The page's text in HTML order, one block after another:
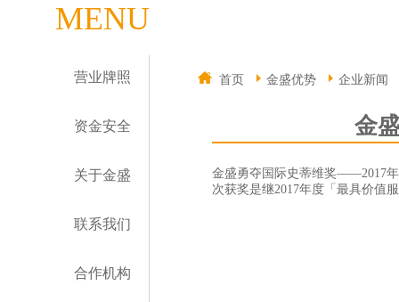
MENU
营业牌照
资金安全
关于金盛
联系我们
合作机构
首页 金盛优势 企业新闻
金
金盛勇夺国际史蒂维奖——2017年
次获奖是继2017年度「最具价值